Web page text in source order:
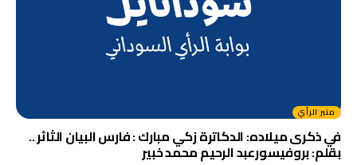
منبر الرأي
في ذكرى ميلاده: الدكاترة زكي مبارك : فارس البيان الثائر ..
بقلم: بروفيسورعبد الرحيم محمد خبير